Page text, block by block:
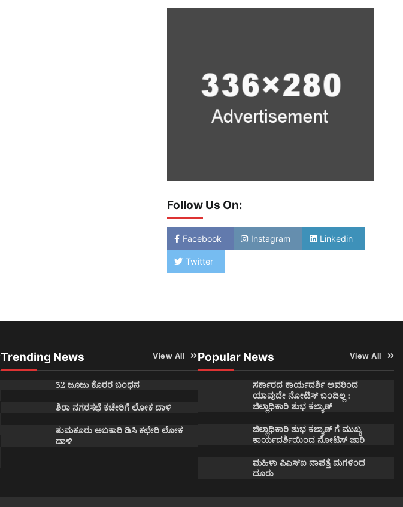
Follow Us On:
Facebook Instagram Linkedin
Twitter
Trending News View All
32 ಜೂಜು ಕೊರರ ಬಂಧನ
ಶಿರಾ ನಗರಸಭೆ ಕಚೇರಿಗೆ ಲೋಕ ದಾಳಿ
ತುಮಕೂರು ಅಬಕಾರಿ ಡಿಸಿ ಕಛೇರಿ ಲೋಕ
ದಾಳಿ
Popular News View All
ಸರ್ಕಾರದ ಕಾರ್ಯದರ್ಶಿ ಅವರಿಂದ
ಯಾವುದೇ ನೋಟಿಸ್ ಬಂದಿಲ್ಲ :
ಜಿಲ್ಲಾಧಿಕಾರಿ ಶುಭ ಕಲ್ಯಾಣ್
ಜಿಲ್ಲಾಧಿಕಾರಿ ಶುಭ ಕಲ್ಯಾಣ್ ಗೆ ಮುಖ್ಯ
ಕಾರ್ಯದರ್ಶಿಯಿಂದ ನೋಟಿಸ್ ಜಾರಿ
ಮಹಿಳಾ ಪಿಎಸ್ಐ ನಾಪತ್ತೆ ಮಗಳಿಂದ
ದೂರು